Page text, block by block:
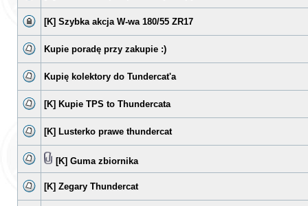
[K] Szybka akcja W-wa 180/55 ZR17
Kupie poradę przy zakupie :)
Kupię kolektory do Tundercat'a
[K] Kupie TPS to Thundercata
[K] Lusterko prawe thundercat
[K] Guma zbiornika
[K] Zegary Thundercat